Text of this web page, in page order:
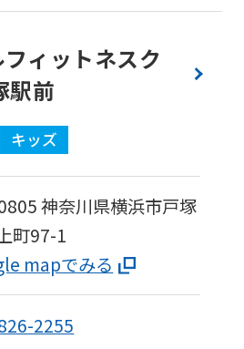
ィットネスク
駅前
キッズ
神奈川県横浜市戸塚
町97-1
mapでみる
2255